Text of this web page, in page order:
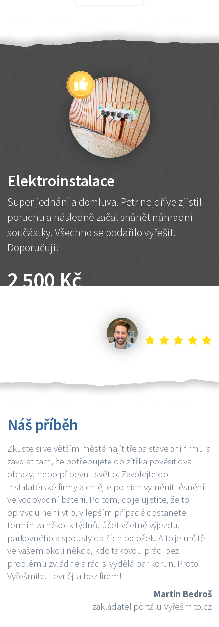
Elektroinstalace
Super jednání a domluva. Petr nejdříve zjistil
poruchu a následně začal shánět náhradní
součástky. Všechno se podařilo vyřešit.
Doporučuji!
2 500 Kč
Náš příběh
Zkuste si ve větším městě najít třeba stavební firmu a
zavolat tam, že potřebujete do zítřka pověsit dva
obrazy, nebo připevnit světlo. Zavolejte do
instalatérské firmy a chtějte po nich vyměnit těsnění
ve vodovodní baterií. Po tom, co je ujistíte, že to
opravdu není vtip, v lepším případě dostanete
termín za několik týdnů, účet včetně výjezdu,
parkovného a spousty dalších položek. A to je určitě
ve vašem okolí někdo, kdo takovou práci bez
problému zvládne a rád si vydělá par korun. Proto
Vyřešmito. Levněji a bez firem!
Martin Bedroš
zakladatel portálu Vyřešmito.cz